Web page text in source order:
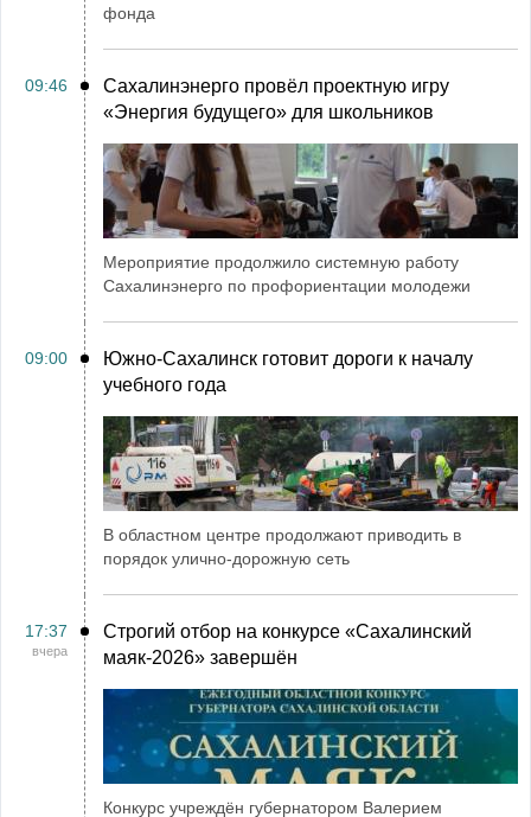
фонда
09:46
Сахалинэнерго провёл проектную игру
«Энергия будущего» для школьников
Мероприятие продолжило системную работу
Сахалинэнерго по профориентации молодежи
09:00
Южно-Сахалинск готовит дороги к началу
учебного года
В областном центре продолжают приводить в
порядок улично-дорожную сеть
17:37
вчера
Строгий отбор на конкурсе «Сахалинский
маяк‑2026» завершён
Конкурс учреждён губернатором Валерием